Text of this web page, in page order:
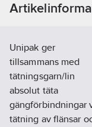
Unipak ger
tillsammans med
tätningsgarn/lin
absolut täta
gängförbindningar
tätning av flänsar